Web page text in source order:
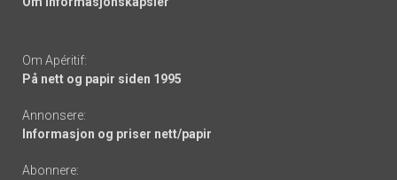
Om Apéritif:
På nett og papir siden 1995
Annonsere:
Informasjon og priser nett/papir
Abonnere: